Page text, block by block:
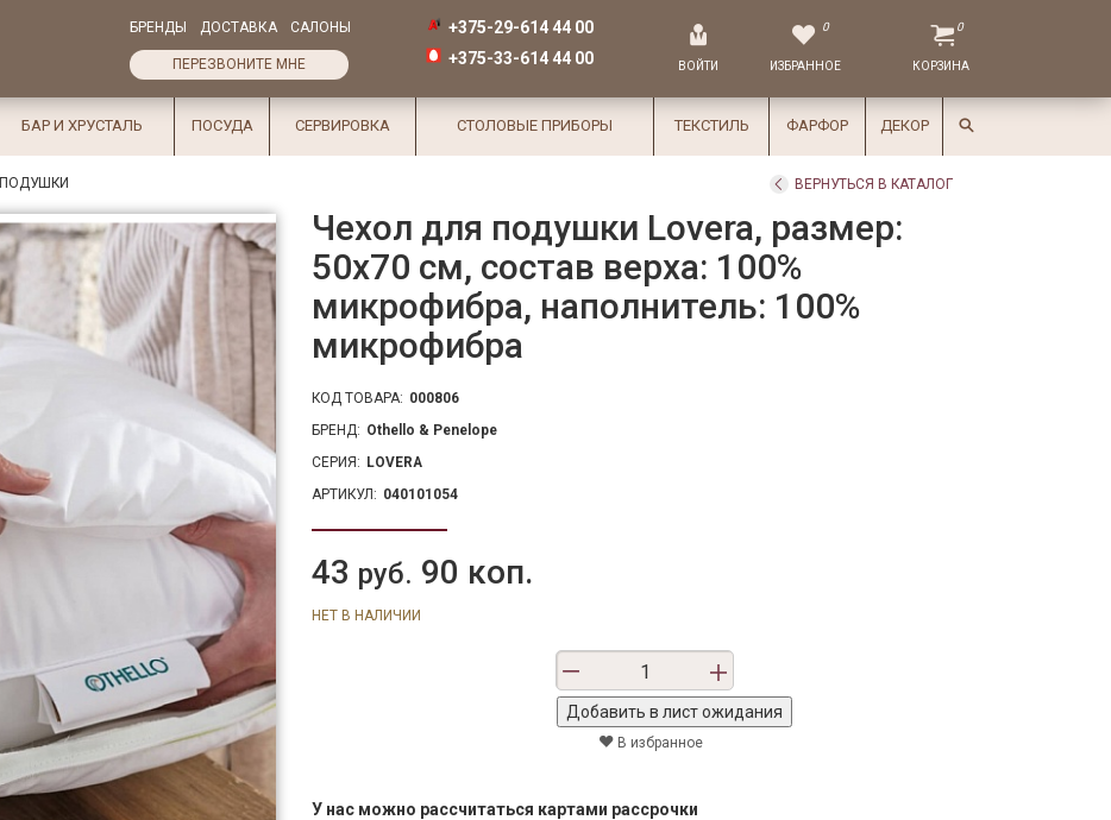
БРЕНДЫ ДОСТАВКА САЛОНЫ
ПЕРЕЗВОНИТЕ МНЕ
+375-29-614 44 00
+375-33-614 44 00
ВОЙТИ
0
ИЗБРАННОЕ
0
КОРЗИНА
БАР И ХРУСТАЛЬ ПОСУДА СЕРВИРОВКА СТОЛОВЫЕ ПРИБОРЫ ТЕКСТИЛЬ ФАРФОР ДЕКОР
ПОДУШКИ ВЕРНУТЬСЯ В КАТАЛОГ
Чехол для подушки Lovera, размер:
50х70 см, состав верха: 100%
микрофибра, наполнитель: 100%
микрофибра
КОД ТОВАРА: 000806
БРЕНД: Othello & Penelope
СЕРИЯ: LOVERA
АРТИКУЛ: 040101054
43 руб. 90 коп.
НЕТ В НАЛИЧИИ
В избранное
У нас можно рассчитаться картами рассрочки